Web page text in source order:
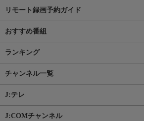
リモート録画予約ガイド
おすすめ番組
ランキング
チャンネル一覧
J:テレ
J:COMチャンネル